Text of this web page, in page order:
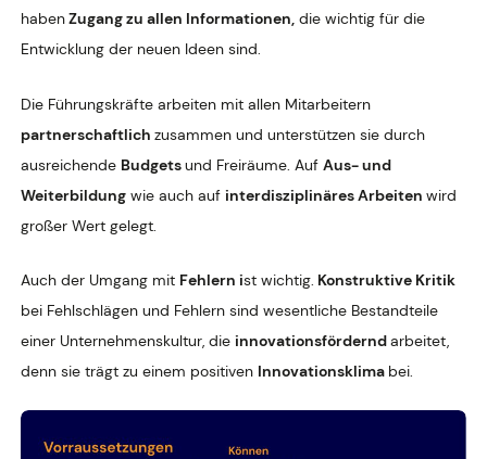
habenZugang zu allen Informationen,die wichtig für die
Entwicklung der neuen Ideen sind.
Die Führungskräfte arbeiten mit allen Mitarbeitern
partnerschaftlich zusammen und unterstützen sie durch
ausreichende Budgetsund Freiräume. Auf Aus- und
Weiterbildungwie auch auf interdisziplinäres Arbeiten wird
großer Wert gelegt.
Auch der Umgang mit Fehlern ist wichtig. Konstruktive Kritik
bei Fehlschlägen und Fehlern sind wesentliche Bestandteile
einer Unternehmenskultur, die innovationsförderndarbeitet,
denn sie trägt zu einem positiven Innovationsklima bei.